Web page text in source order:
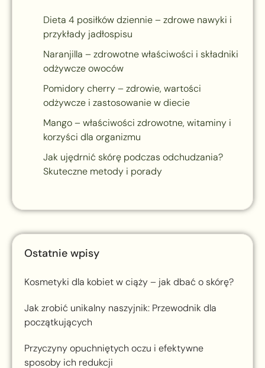
Dieta 4 posiłków dziennie – zdrowe nawyki i
przykłady jadłospisu
Naranjilla – zdrowotne właściwości i składniki
odżywcze owoców
Pomidory cherry – zdrowie, wartości
odżywcze i zastosowanie w diecie
Mango – właściwości zdrowotne, witaminy i
korzyści dla organizmu
Jak ujędrnić skórę podczas odchudzania?
Skuteczne metody i porady
Ostatnie wpisy
Kosmetyki dla kobiet w ciąży – jak dbać o skórę?
Jak zrobić unikalny naszyjnik: Przewodnik dla
początkujących
Przyczyny opuchniętych oczu i efektywne
sposoby ich redukcji